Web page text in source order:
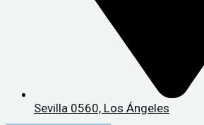
Sevilla 0560, Los Ángeles